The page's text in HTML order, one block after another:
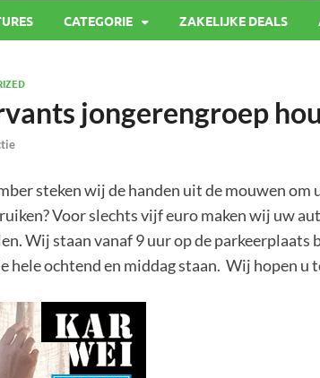
CATEGORIE ZAKELIJKE DEALS
jongerengroep
steken wij de handen uit de mouwen om
Voor slechts vijf euro maken wij uw
Wij staan vanaf 9 uur op de parkeerplaats
hele ochtend en middag staan. Wij hopen u